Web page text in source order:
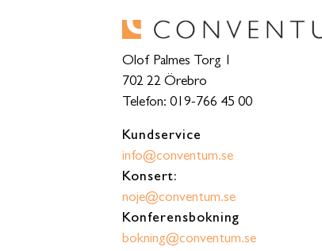
Olof Palmes Torg 1
702 22 Örebro
Telefon: 019-766 45 00
Kundservice
info@conventum.se
Konsert:
noje@conventum.se
Konferensbokning
bokning@conventum.se